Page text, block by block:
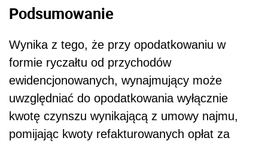
Podsumowanie
Wynika z tego, że przy opodatkowaniu w
formie ryczałtu od przychodów
ewidencjonowanych, wynajmujący może
uwzględniać do opodatkowania wyłącznie
kwotę czynszu wynikającą z umowy najmu,
pomijając kwoty refakturowanych opłat za